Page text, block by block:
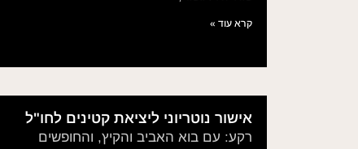
קרא עוד »
אישור נוטריוני ליציאת קטינים לחו"ל
רקע: עם בוא האביב והקיץ, והחופשים